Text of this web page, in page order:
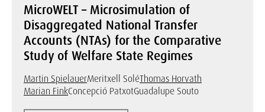
MicroWELT – Microsimulation of
Disaggregated National Transfer
Accounts (NTAs) for the Comparative
Study of Welfare State Regimes
Martin SpielauerMeritxell SoléThomas Horvath
Marian FinkConcepció PatxotGuadalupe Souto